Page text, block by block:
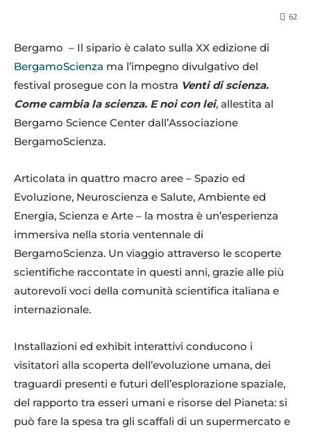
62
Bergamo – Il sipario è calato sulla XX edizione di
BergamoScienza ma l’impegno divulgativo del
festival prosegue con la mostra Venti di scienza.
Come cambia la scienza. E noi con lei, allestita al
Bergamo Science Center dall’Associazione
BergamoScienza.
Articolata in quattro macro aree – Spazio ed
Evoluzione, Neuroscienza e Salute, Ambiente ed
Energia, Scienza e Arte – la mostra è un’esperienza
immersiva nella storia ventennale di
BergamoScienza. Un viaggio attraverso le scoperte
scientifiche raccontate in questi anni, grazie alle più
autorevoli voci della comunità scientifica italiana e
internazionale.
Installazioni ed exhibit interattivi conducono i
visitatori alla scoperta dell’evoluzione umana, dei
traguardi presenti e futuri dell’esplorazione spaziale,
del rapporto tra esseri umani e risorse del Pianeta: si
può fare la spesa tra gli scaffali di un supermercato e